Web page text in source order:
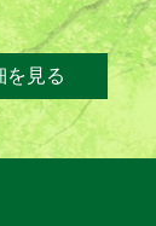
を見る